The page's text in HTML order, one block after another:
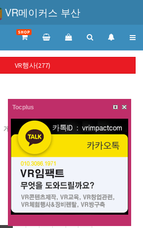
VR메이커스 부산
SHOP
VR행사(277)
게시물이 없습니다.
목록
Tocplus